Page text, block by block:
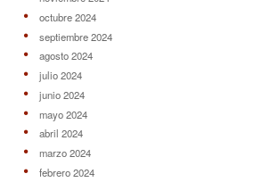
octubre 2024
septiembre 2024
agosto 2024
julio 2024
junio 2024
mayo 2024
abril 2024
marzo 2024
febrero 2024